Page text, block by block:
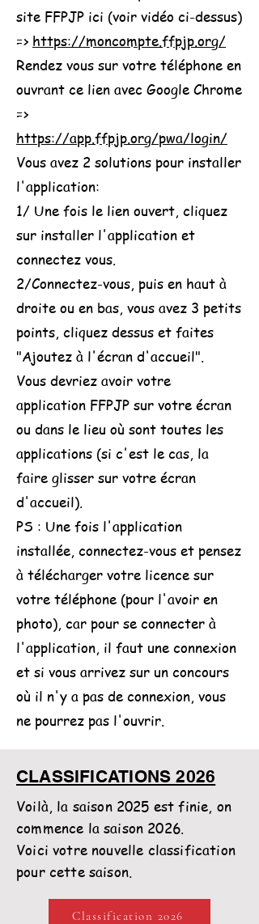
site FFPJP ici (voir vidéo ci-dessus)
=> https://moncompte.ffpjp.org/
Rendez vous sur votre téléphone en
ouvrant ce lien avec Google Chrome
=>
https://app.ffpjp.org/pwa/login/
Vous avez 2 solutions pour installer
l'application:
1/ Une fois le lien ouvert, cliquez
sur installer l'application et
connectez vous.
2/Connectez-vous, puis en haut à
droite ou en bas, vous avez 3 petits
points, cliquez dessus et faites
"Ajoutez à l'écran d'accueil".
Vous devriez avoir votre
application FFPJP sur votre écran
ou dans le lieu où sont toutes les
applications (si c'est le cas, la
faire glisser sur votre écran
d'accueil).
PS : Une fois l'application
installée, connectez-vous et pensez
à télécharger votre licence sur
votre téléphone (pour l'avoir en
photo), car pour se connecter à
l'application, il faut une connexion
et si vous arrivez sur un concours
où il n'y a pas de connexion, vous
ne pourrez pas l'ouvrir.
CLASSIFICATIONS 2026
Voilà, la saison 2025 est finie, on
commence la saison 2026.
Voici votre nouvelle classification
pour cette saison.
Classification 2026